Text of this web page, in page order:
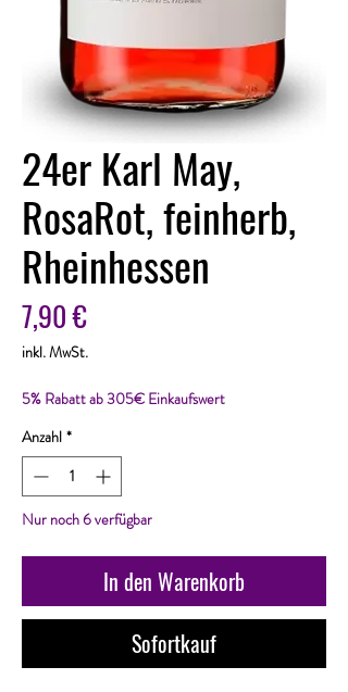
24er Karl May,
RosaRot, feinherb,
Rheinhessen
7,90 €Preis
inkl. MwSt.
5% Rabatt ab 305€ Einkaufswert
Anzahl *
Nur noch 6 verfügbar
In den Warenkorb
Sofortkauf